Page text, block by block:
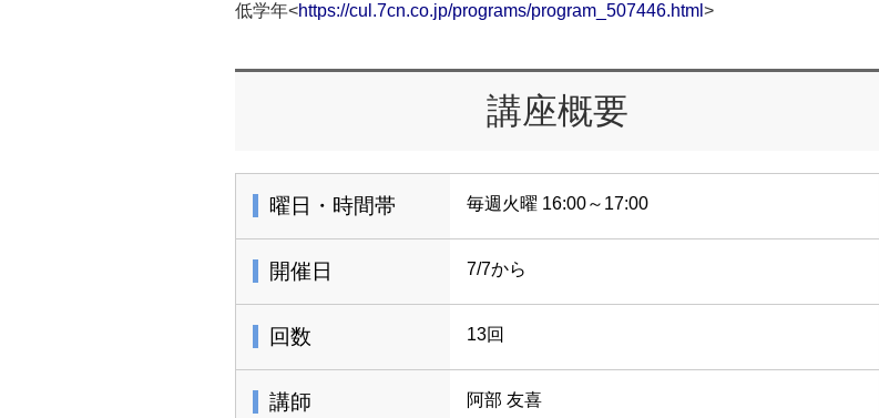
低学年<https://cul.7cn.co.jp/programs/program_507446.html >
講座概要
曜日・時間帯 毎週火曜 16:00～17:00
開催日 7/7から
回数 13回
講師 阿部 友喜